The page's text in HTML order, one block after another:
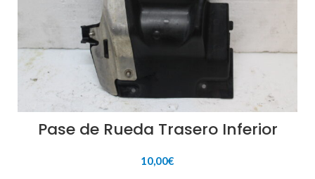
Pase de Rueda Trasero Inferior
10,00€